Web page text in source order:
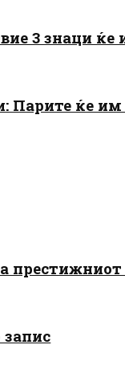
3 знаци ќе
Парите ќе